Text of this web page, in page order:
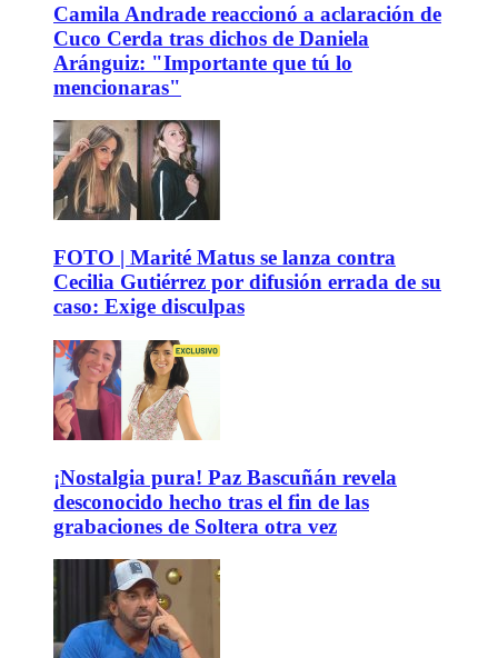
Camila Andrade reaccionó a aclaración de
Cuco Cerda tras dichos de Daniela
Aránguiz: "Importante que tú lo
mencionaras"
FOTO | Marité Matus se lanza contra
Cecilia Gutiérrez por difusión errada de su
caso: Exige disculpas
¡Nostalgia pura! Paz Bascuñán revela
desconocido hecho tras el fin de las
grabaciones de Soltera otra vez